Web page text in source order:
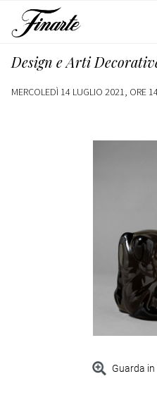
Design e Arti
MERCOLEDÌ 14 LUGLIO 2021, ORE
Guarda